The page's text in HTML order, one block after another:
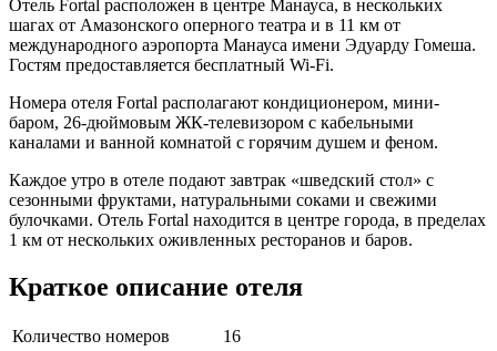
Отель Fortal расположен в центре Манауса, в нескольких
шагах от Амазонского оперного театра и в 11 км от
международного аэропорта Манауса имени Эдуарду Гомеша.
Гостям предоставляется бесплатный Wi-Fi.
Номера отеля Fortal располагают кондиционером, мини-
баром, 26-дюймовым ЖК-телевизором с кабельными
каналами и ванной комнатой с горячим душем и феном.
Каждое утро в отеле подают завтрак «шведский стол» с
сезонными фруктами, натуральными соками и свежими
булочками. Отель Fortal находится в центре города, в пределах
1 км от нескольких оживленных ресторанов и баров.
Краткое описание отеля
Количество номеров
16